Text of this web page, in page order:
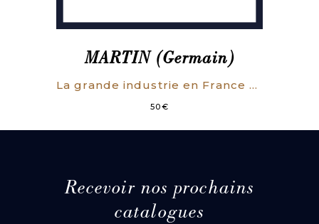
MARTIN (Germain)
La grande industrie en France sous le règne de Louis XV (1715-1774).
50€
Recevoir nos prochains
catalogues